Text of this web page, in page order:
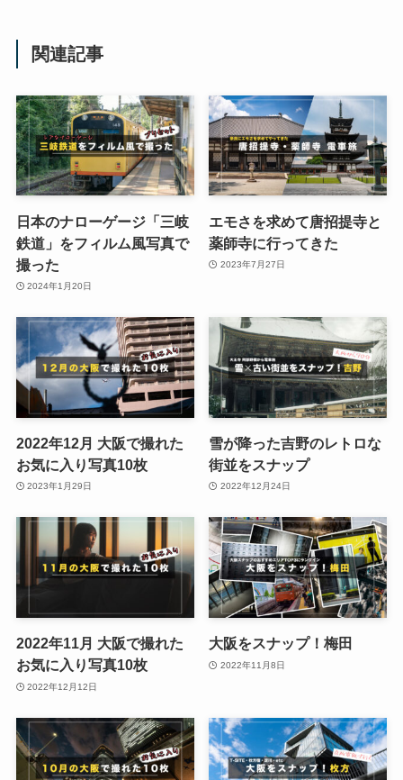
関連記事
日本のナローゲージ「三岐
鉄道」をフィルム風写真で
撮った
2024年1月20日
エモさを求めて唐招提寺と
薬師寺に行ってきた
2023年7月27日
2022年12月 大阪で撮れた
お気に入り写真10枚
2023年1月29日
雪が降った吉野のレトロな
街並をスナップ
2022年12月24日
2022年11月 大阪で撮れた
お気に入り写真10枚
2022年12月12日
大阪をスナップ！梅田
2022年11月8日